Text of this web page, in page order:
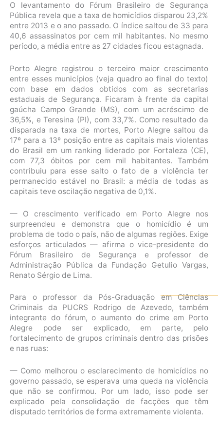
O levantamento do Fórum Brasileiro de Segurança
Pública revela que a taxa de homicídios disparou 23,2%
entre 2013 e o ano passado. O índice saltou de 33 para
40,6 assassinatos por cem mil habitantes. No mesmo
período, a média entre as 27 cidades ficou estagnada.
Porto Alegre registrou o terceiro maior crescimento
entre esses municípios (veja quadro ao final do texto)
com base em dados obtidos com as secretarias
estaduais de Segurança. Ficaram à frente da capital
gaúcha Campo Grande (MS), com um acréscimo de
36,5%, e Teresina (PI), com 33,7%. Como resultado da
disparada na taxa de mortes, Porto Alegre saltou da
17º para a 13º posição entre as capitais mais violentas
do Brasil em um ranking liderado por Fortaleza (CE),
com 77,3 óbitos por cem mil habitantes. Também
contribuiu para esse salto o fato de a violência ter
permanecido estável no Brasil: a média de todas as
capitais teve oscilação negativa de 0,1%.
— O crescimento verificado em Porto Alegre nos
surpreendeu e demonstra que o homicídio é um
problema de todo o país, não de algumas regiões. Exige
esforços articulados — afirma o vice-presidente do
Fórum Brasileiro de Segurança e professor de
Administração Pública da Fundação Getulio Vargas,
Renato Sérgio de Lima.
Para o professor da Pós-Graduação em Ciências
Criminais da PUCRS Rodrigo de Azevedo, também
integrante do fórum, o aumento do crime em Porto
Alegre pode ser explicado, em parte, pelo
fortalecimento de grupos criminais dentro das prisões
e nas ruas:
— Como melhorou o esclarecimento de homicídios no
governo passado, se esperava uma queda na violência
que não se confirmou. Por um lado, isso pode ser
explicado pela consolidação de facções que têm
disputado territórios de forma extremamente violenta.